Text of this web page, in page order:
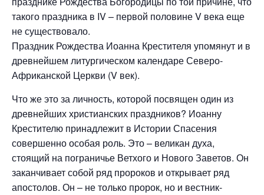
такого праздника в IV – первой половине V века еще
не существовало.
Праздник Рождества Иоанна Крестителя упомянут и в
древнейшем литургическом календаре Северо-
Африканской Церкви (V век).
Что же это за личность, которой посвящен один из
древнейших христианских праздников? Иоанну
Крестителю принадлежит в Истории Спасения
совершенно особая роль. Это – великан духа,
стоящий на пограничье Ветхого и Нового Заветов. Он
заканчивает собой ряд пророков и открывает ряд
апостолов. Он – не только пророк, но и вестник-